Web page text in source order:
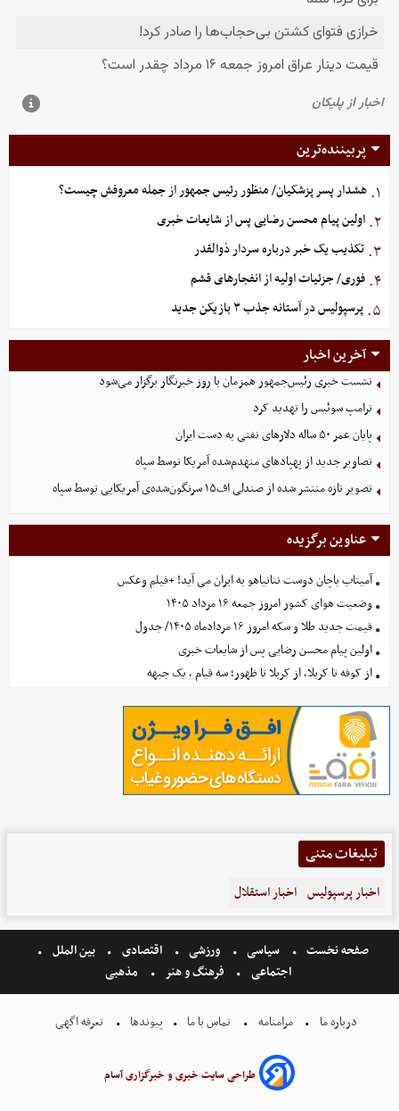
پربیننده‌ترین
۱. هشدار پسر پزشکیان/ منظور رئیس جمهور از جمله معروفش چیست؟
۲. اولین پیام محسن رضایی پس از شایعات خبری
۳. تکذیب یک خبر درباره سردار ذوالقدر
۴. فوری/ جزئیات اولیه از انفجارهای قشم
۵. پرسپولیس در آستانه جذب ۳ بازیکن جدید
آخرین اخبار
نشست خبری رئیس‌جمهور همزمان با روز خبرنگار برگزار می‌شود
ترامپ سوئیس را تهدید کرد
پایان عمر ۵۰ ساله دلارهای نفتی به دست ایران
تصاویر جدید از پهپادهای منهدم‌شده آمریکا توسط سپاه
تصویر تازه منتشر شده از صندلی اف۱۵ سرنگون‌شده‌ی آمریکایی توسط سپاه
عناوین برگزیده
آمیتاب باچان دوست نتانیاهو به ایران می آید! +فیلم وعکس
وضعیت هوای کشور امروز جمعه ۱۶ مرداد ۱۴۰۵
قیمت جدید طلا و سکه امروز ۱۶ مردادماه ۱۴۰۵/ جدول
اولین پیام محسن رضایی پس از شایعات خبری
از کوفه تا کربلا، از کربلا تا ظهور؛ سه قیام ، یک جبهه
تبلیغات متنی
اخبار پرسپولیس اخبار استقلال
صفحه نخست سیاسی ورزشی اقتصادی
بین الملل
اجتماعی
فرهنگ و هنر مذهبی
درباره ما مرامنامه تماس با ما پیوندها تعرفه اگهی
طراحی سایت خبری و خبرگزاری آسام